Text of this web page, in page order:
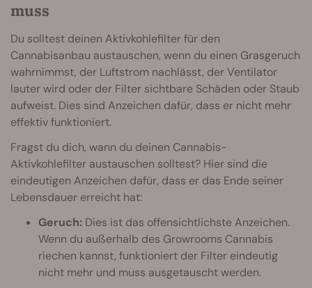
muss
Du solltest deinen Aktivkohlefilter für den
Cannabisanbau austauschen, wenn du einen Grasgeruch
wahrnimmst, der Luftstrom nachlässt, der Ventilator
lauter wird oder der Filter sichtbare Schäden oder Staub
aufweist. Dies sind Anzeichen dafür, dass er nicht mehr
effektiv funktioniert.
Fragst du dich, wann du deinen Cannabis-
Aktivkohlefilter austauschen solltest? Hier sind die
eindeutigen Anzeichen dafür, dass er das Ende seiner
Lebensdauer erreicht hat:
Geruch: Dies ist das offensichtlichste Anzeichen.
Wenn du außerhalb des Growrooms Cannabis
riechen kannst, funktioniert der Filter eindeutig
nicht mehr und muss ausgetauscht werden.